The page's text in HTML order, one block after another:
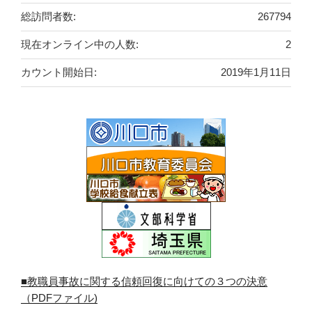
267794
総訪問者数:
2
現在オンライン中の人数:
2019年1月11日
カウント開始日:
■教職員事故に関する信頼回復に向けての３つの決意
（PDFファイル)